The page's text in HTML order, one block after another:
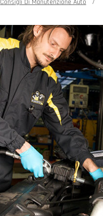
Consigli Di Manutenzione Auto